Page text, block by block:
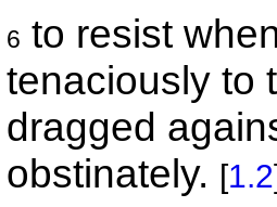
6 to resist
tenaciously to
dragged
obstinately. [1.2